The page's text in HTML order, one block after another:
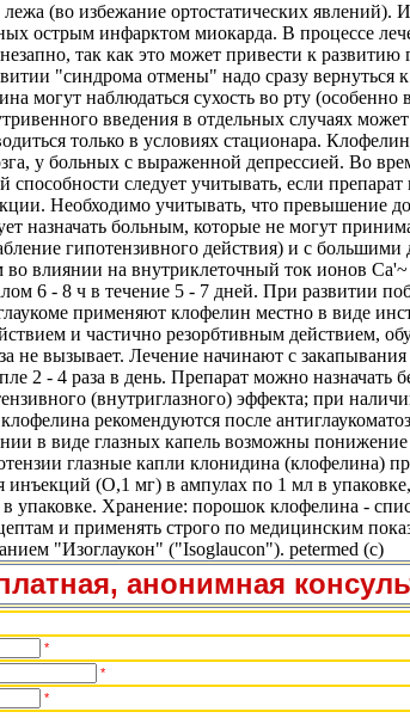
(во избежание ортостатических
острым инфарктом миокарда. В процессе
так как это может привести к
"синдрома отмены" надо сразу вернуться
могут наблюдаться сухость во рту (особенно
введения в отдельных случаях
только в условиях стационара.
у больных с выраженной депрессией. Во
способности следует учитывать, если
Необходимо учитывать, что превышение
назначать больным, которые не могут
гипотензивного действия) и с
во влиянии на внутриклеточный ток ионов
6 - 8 ч в течение 5 - 7 дней. При развитии
применяют клофелин местно в виде
и частично резорбтивным действием,
вызывает. Лечение начинают с
2 - 4 раза в день. Препарат можно
(внутриглазного) эффекта; при
рекомендуются после
в виде глазных капель возможны
глазные капли клонидина (клофелина)
(О,1 мг) в ампулах по 1 мл в
Хранение: порошок клофелина -
и применять строго по медицинским
"Изоглаукон" ("Isoglaucon"). petermed (c)
анонимная
*
*
*